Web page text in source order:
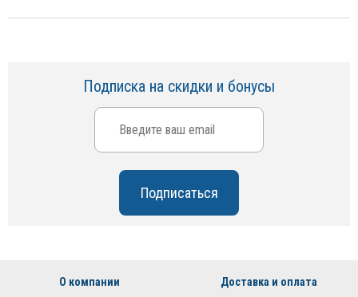
Подписка на скидки и бонусы
О компании Доставка и оплата